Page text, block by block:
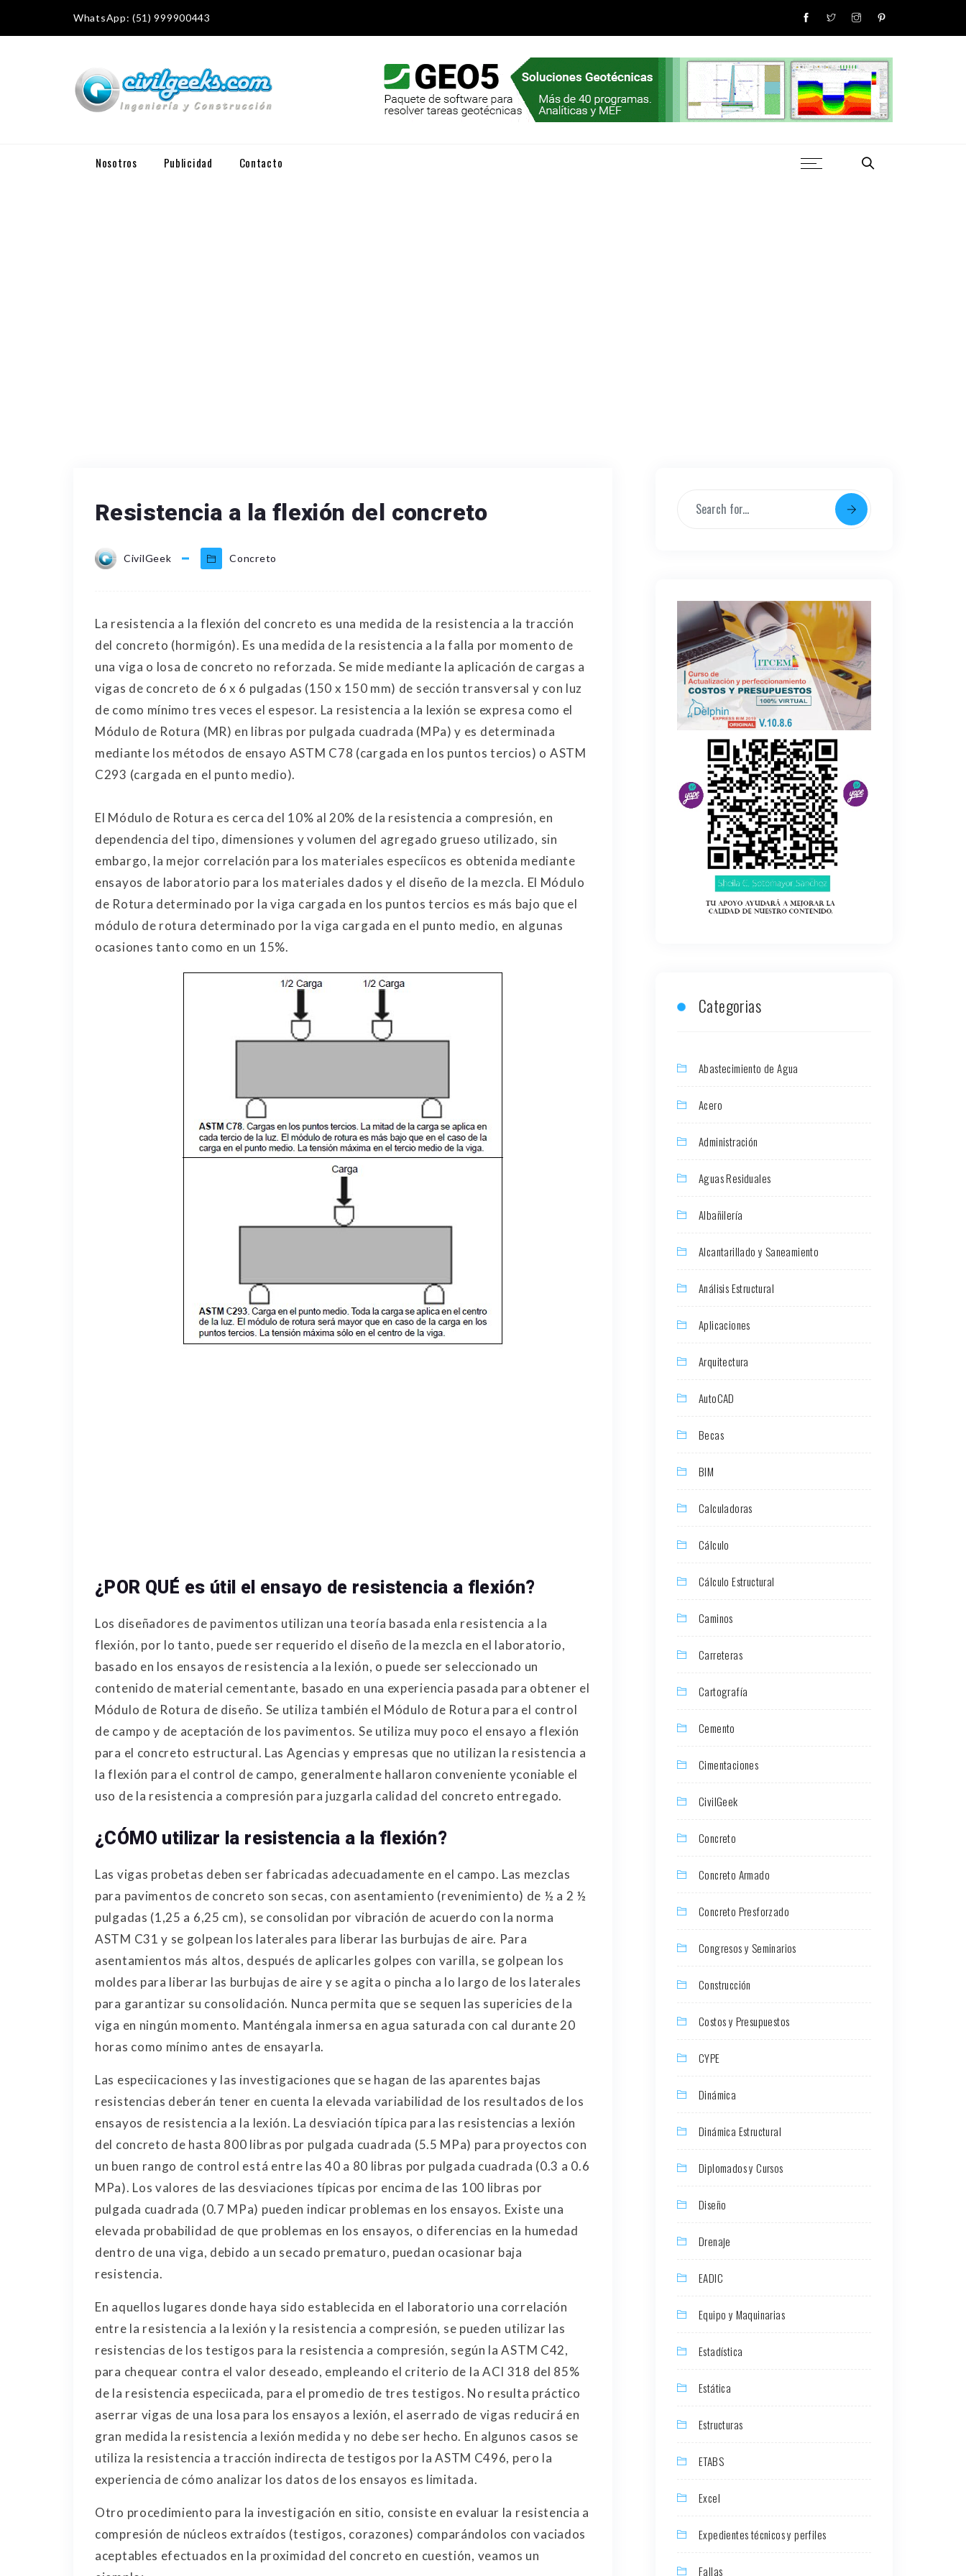
WhatsApp: (51) 999900443
Nosotros Publicidad Contacto
Resistencia a la flexión del concreto
CivilGeek Concreto
La resistencia a la flexión del concreto es una medida de la resistencia a la tracción
del concreto (hormigón). Es una medida de la resistencia a la falla por momento de
una viga o losa de concreto no reforzada. Se mide mediante la aplicación de cargas a
vigas de concreto de 6 x 6 pulgadas (150 x 150 mm) de sección transversal y con luz
de como mínimo tres veces el espesor. La resistencia a la lexión se expresa como el
Módulo de Rotura (MR) en libras por pulgada cuadrada (MPa) y es determinada
mediante los métodos de ensayo ASTM C78 (cargada en los puntos tercios) o ASTM
C293 (cargada en el punto medio).
El Módulo de Rotura es cerca del 10% al 20% de la resistencia a compresión, en
dependencia del tipo, dimensiones y volumen del agregado grueso utilizado, sin
embargo, la mejor correlación para los materiales especíicos es obtenida mediante
ensayos de laboratorio para los materiales dados y el diseño de la mezcla. El Módulo
de Rotura determinado por la viga cargada en los puntos tercios es más bajo que el
módulo de rotura determinado por la viga cargada en el punto medio, en algunas
ocasiones tanto como en un 15%.
¿POR QUÉ es útil el ensayo de resistencia a flexión?
Los diseñadores de pavimentos utilizan una teoría basada enla resistencia a la
flexión, por lo tanto, puede ser requerido el diseño de la mezcla en el laboratorio,
basado en los ensayos de resistencia a la lexión, o puede ser seleccionado un
contenido de material cementante, basado en una experiencia pasada para obtener el
Módulo de Rotura de diseño. Se utiliza también el Módulo de Rotura para el control
de campo y de aceptación de los pavimentos. Se utiliza muy poco el ensayo a flexión
para el concreto estructural. Las Agencias y empresas que no utilizan la resistencia a
la flexión para el control de campo, generalmente hallaron conveniente yconiable el
uso de la resistencia a compresión para juzgarla calidad del concreto entregado.
¿CÓMO utilizar la resistencia a la flexión?
Las vigas probetas deben ser fabricadas adecuadamente en el campo. Las mezclas
para pavimentos de concreto son secas, con asentamiento (revenimiento) de ½ a 2 ½
pulgadas (1,25 a 6,25 cm), se consolidan por vibración de acuerdo con la norma
ASTM C31 y se golpean los laterales para liberar las burbujas de aire. Para
asentamientos más altos, después de aplicarles golpes con varilla, se golpean los
moldes para liberar las burbujas de aire y se agita o pincha a lo largo de los laterales
para garantizar su consolidación. Nunca permita que se sequen las supericies de la
viga en ningún momento. Manténgala inmersa en agua saturada con cal durante 20
horas como mínimo antes de ensayarla.
Las especiicaciones y las investigaciones que se hagan de las aparentes bajas
resistencias deberán tener en cuenta la elevada variabilidad de los resultados de los
ensayos de resistencia a la lexión. La desviación típica para las resistencias a lexión
del concreto de hasta 800 libras por pulgada cuadrada (5.5 MPa) para proyectos con
un buen rango de control está entre las 40 a 80 libras por pulgada cuadrada (0.3 a 0.6
MPa). Los valores de las desviaciones típicas por encima de las 100 libras por
pulgada cuadrada (0.7 MPa) pueden indicar problemas en los ensayos. Existe una
elevada probabilidad de que problemas en los ensayos, o diferencias en la humedad
dentro de una viga, debido a un secado prematuro, puedan ocasionar baja
resistencia.
En aquellos lugares donde haya sido establecida en el laboratorio una correlación
entre la resistencia a la lexión y la resistencia a compresión, se pueden utilizar las
resistencias de los testigos para la resistencia a compresión, según la ASTM C42,
para chequear contra el valor deseado, empleando el criterio de la ACI 318 del 85%
de la resistencia especiicada, para el promedio de tres testigos. No resulta práctico
aserrar vigas de una losa para los ensayos a lexión, el aserrado de vigas reducirá en
gran medida la resistencia a lexión medida y no debe ser hecho. En algunos casos se
utiliza la resistencia a tracción indirecta de testigos por la ASTM C496, pero la
experiencia de cómo analizar los datos de los ensayos es limitada.
Otro procedimiento para la investigación en sitio, consiste en evaluar la resistencia a
compresión de núcleos extraídos (testigos, corazones) comparándolos con vaciados
aceptables efectuados en la proximidad del concreto en cuestión, veamos un
Categorias
Abastecimiento de Agua
Acero
Administración
Aguas Residuales
Albañilería
Alcantarillado y Saneamiento
Análisis Estructural
Aplicaciones
Arquitectura
AutoCAD
Becas
BIM
Calculadoras
Cálculo
Cálculo Estructural
Caminos
Carreteras
Cartografía
Cemento
Cimentaciones
CivilGeek
Concreto
Concreto Armado
Concreto Presforzado
Congresos y Seminarios
Construcción
Costos y Presupuestos
CYPE
Dinámica
Dinámica Estructural
Diplomados y Cursos
Diseño
Drenaje
EADIC
Equipo y Maquinarias
Estadística
Estática
Estructuras
ETABS
Excel
Expedientes técnicos y perfiles
Fallas